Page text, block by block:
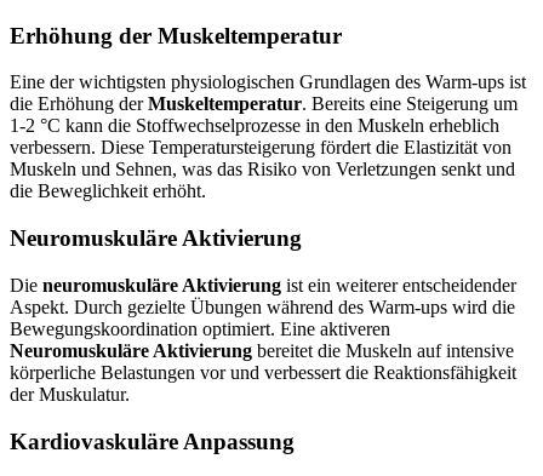
Erhöhung der Muskeltemperatur
Eine der wichtigsten physiologischen Grundlagen des Warm-ups ist
die Erhöhung derMuskeltemperatur. Bereits eine Steigerung um
1-2 °C kann die Stoffwechselprozesse in den Muskeln erheblich
verbessern. Diese Temperatursteigerung fördert die Elastizität von
Muskeln und Sehnen, was das Risiko von Verletzungen senkt und
die Beweglichkeit erhöht.
Neuromuskuläre Aktivierung
Die neuromuskuläre Aktivierung ist ein weiterer entscheidender
Aspekt. Durch gezielte Übungen während des Warm-ups wird die
Bewegungskoordination optimiert. Eine aktiveren
Neuromuskuläre Aktivierung bereitet die Muskeln auf intensive
körperliche Belastungen vor und verbessert die Reaktionsfähigkeit
der Muskulatur.
Kardiovaskuläre Anpassung